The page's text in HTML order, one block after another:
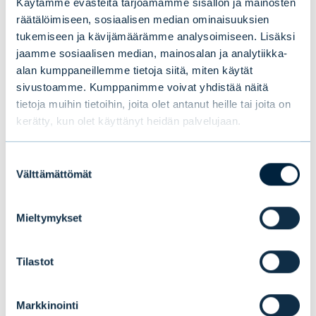
Käytämme evästeitä tarjoamamme sisällön ja mainosten
räätälöimiseen, sosiaalisen median ominaisuuksien
tukemiseen ja kävijämäärämme analysoimiseen. Lisäksi
jaamme sosiaalisen median, mainosalan ja analytiikka-
alan kumppaneillemme tietoja siitä, miten käytät
sivustoamme. Kumppanimme voivat yhdistää näitä
tietoja muihin tietoihin, joita olet antanut heille tai joita on
kerätty, kun olet käyttänyt heidän palvelujaan.
valinta
Välttämättömät
Mieltymykset
Tilastot
Markkinointi
Jenni Moilanen, Evlin kevään 2022 Trainee-
ohjelmaan osallistuja
Tämä saattaa myös